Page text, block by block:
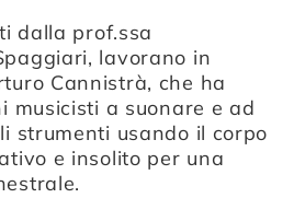
dalla prof.ssa
lavorano in
Cannistrà, che ha
musicisti a suonare e ad
strumenti usando il corpo
e insolito per una